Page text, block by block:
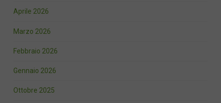
Aprile 2026
Marzo 2026
Febbraio 2026
Gennaio 2026
Ottobre 2025